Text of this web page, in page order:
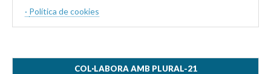
· Política de cookies
COL·LABORA AMB PLURAL-21